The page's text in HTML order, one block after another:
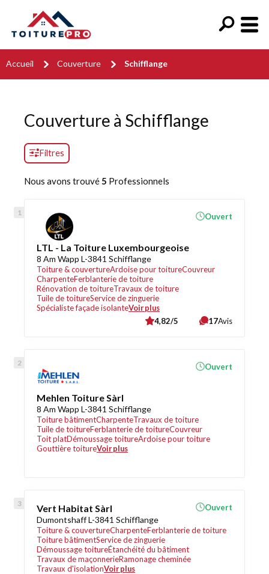
Accueil Couverture Schifflange
Couverture à Schifflange
Filtres
Nous avons trouvé5 Professionnels
LTL - La Toiture Luxembourgeoise
8 Am Wapp L-3841 Schifflange
Toiture & couvertureArdoise pour toitureCouvreur
CharpenteFerblanterie de toiture
Rénovation de toitureTravaux de toiture
Tuile de toitureService de zinguerie
Spécialiste façade isolanteVoir plus
Ouvert
4,82/5 17Avis
Mehlen Toiture Sàrl
8 Am Wapp L-3841 Schifflange
Toiture bâtimentCharpenteTravaux de toiture
Tuile de toitureFerblanterie de toitureCouvreur
Toit platDémoussage toitureArdoise pour toiture
Gouttière toitureVoir plus
Ouvert
Vert Habitat Sàrl
Dumontshaff L-3841 Schifflange
Toiture & couvertureCharpenteFerblanterie de toiture
Toiture bâtimentService de zinguerie
Démoussage toitureÉtanchéité du bâtiment
Travaux de maçonnerieRamonage cheminée
Travaux d'isolationVoir plus
Ouvert